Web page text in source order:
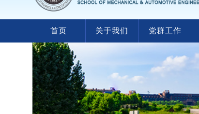
首页 关于我们 党群工作